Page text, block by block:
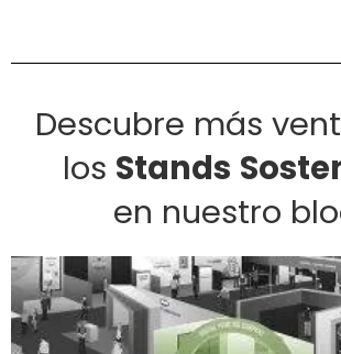
Descubre más
los Stands
en nuestro